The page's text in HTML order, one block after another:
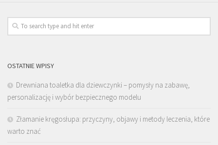
OSTATNIE WPISY
Drewniana toaletka dla dziewczynki – pomysły na zabawę,
personalizację i wybór bezpiecznego modelu
Złamanie kręgosłupa: przyczyny, objawy i metody leczenia, które
warto znać